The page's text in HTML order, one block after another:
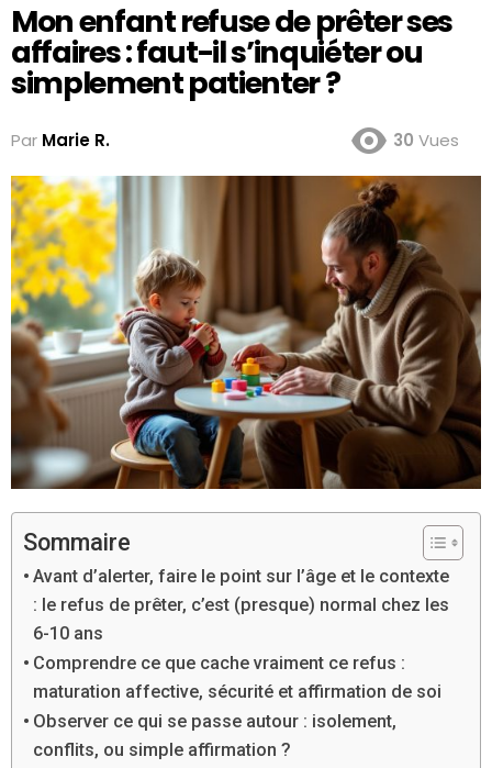
Mon enfant refuse de prêter ses
affaires : faut-il s’inquiéter ou
simplement patienter ?
Par Marie R. 30 Vues
Sommaire
Avant d’alerter, faire le point sur l’âge et le contexte
: le refus de prêter, c’est (presque) normal chez les
6-10 ans
Comprendre ce que cache vraiment ce refus :
maturation affective, sécurité et affirmation de soi
Observer ce qui se passe autour : isolement,
conflits, ou simple affirmation ?